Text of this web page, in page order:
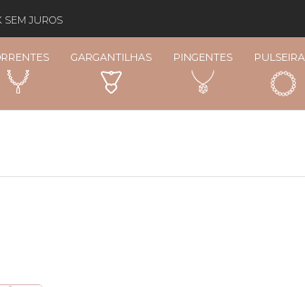
SEM JUROS
GARGANTILHAS PINGENTES